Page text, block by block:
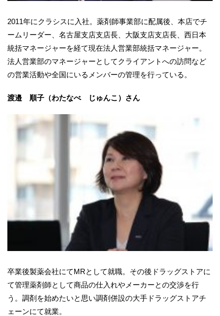
2011年にクラシスに入社。薬剤師事業部に配属後、本店でチ
ームリーダー、名古屋支店支店長、大阪支店支店長、西日本
統括マネージャーを経て現在法人営業部統括マネージャー。
法人営業部のマネージャーとしてクライアントへの訪問など
の営業活動や全国にいるメンバーの管理を行っている。
渡邉 順子（わたなべ じゅんこ）さん
卒業後製薬会社にてMRとして就職。その後ドラッグストアに
て管理薬剤師として商品の仕入れやメーカーとの交渉を行
う。調剤を始めたいと思い調剤併設の大手ドラッグストアチ
ェーンにて就業。